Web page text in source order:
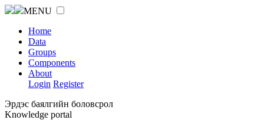
MENU
Home
Data
Groups
Components
About
Login Register
Эрдэс баялгийн боловсрол
Knowledge portal